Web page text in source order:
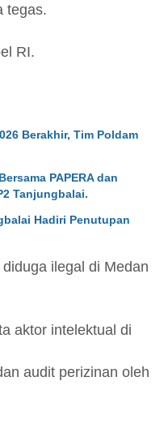
tegas.
RI.
Berakhir, Tim Poldam
PAPERA dan
Tanjungbalai.
Hadiri Penutupan
ilegal di Medan
aktor intelektual di
audit perizinan oleh